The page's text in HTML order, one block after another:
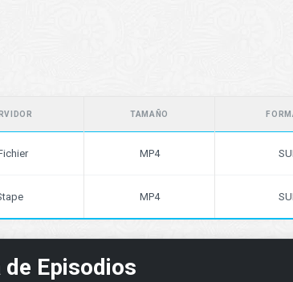
TAMAÑO
MP4
MP4
de Episodios